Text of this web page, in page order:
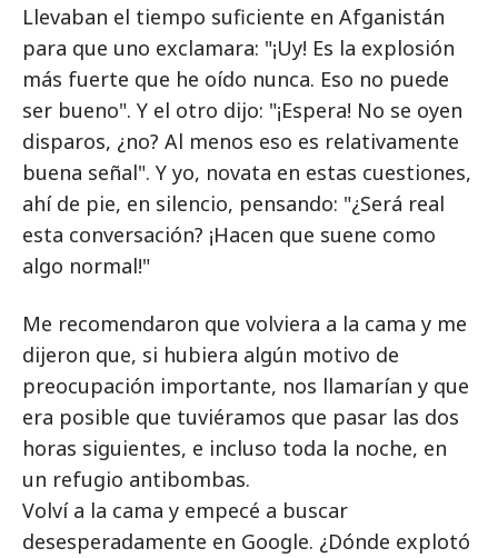
Llevaban el tiempo suficiente en Afganistán
para que uno exclamara: "¡Uy! Es la explosión
más fuerte que he oído nunca. Eso no puede
ser bueno". Y el otro dijo: "¡Espera! No se oyen
disparos, ¿no? Al menos eso es relativamente
buena señal". Y yo, novata en estas cuestiones,
ahí de pie, en silencio, pensando: "¿Será real
esta conversación? ¡Hacen que suene como
algo normal!"
Me recomendaron que volviera a la cama y me
dijeron que, si hubiera algún motivo de
preocupación importante, nos llamarían y que
era posible que tuviéramos que pasar las dos
horas siguientes, e incluso toda la noche, en
un refugio antibombas.
Volví a la cama y empecé a buscar
desesperadamente en Google. ¿Dónde explotó